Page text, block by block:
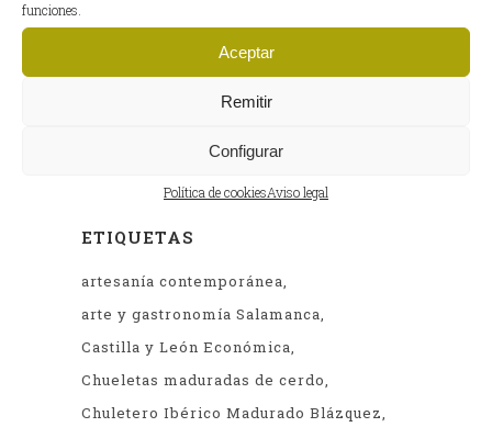
funciones.
Aceptar
Remitir
Configurar
Política de cookiesAviso legal
Salud(6)
ENTRADAS ANTERIORES
ETIQUETAS
artesanía contemporánea
arte y gastronomía Salamanca
Castilla y León Económica
Chueletas maduradas de cerdo
Chuletero Ibérico Madurado Blázquez